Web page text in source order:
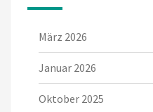
März 2026
Januar 2026
Oktober 2025